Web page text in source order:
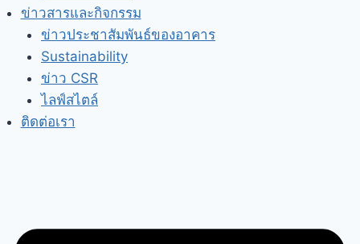
ข่าวสารและกิจกรรม
ข่าวประชาสัมพันธ์ของอาคาร
Sustainability
ข่าว CSR
ไลฟ์สไตล์
ติดต่อเรา